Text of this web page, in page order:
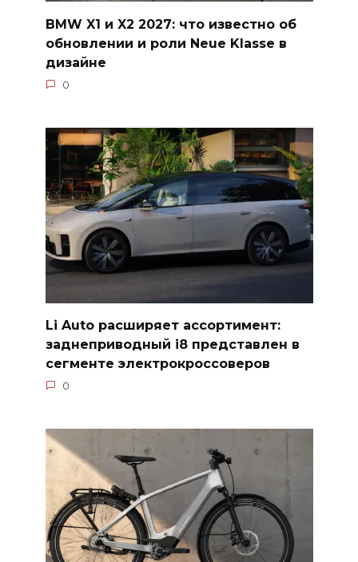
BMW X1 и X2 2027: что известно об
обновлении и роли Neue Klasse в
дизайне
0
Li Auto расширяет ассортимент:
заднеприводный i8 представлен в
сегменте электрокроссоверов
0